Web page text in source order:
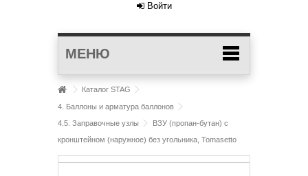
Войти
МЕНЮ
Каталог STAG
4. Баллоны и арматура баллонов
4.5. Заправочные узлы
ВЗУ (пропан-бутан) с
кронштейном (наружное) без угольника, Tomasetto